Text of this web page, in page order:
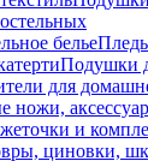
белье
Подушки
для
ножи,
и
циновки,